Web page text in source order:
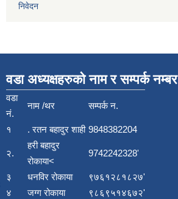
निवेदन
वडा अध्यक्षहरुको नाम र सम्पर्क नम्बर
वडा
नं.
नाम /थर सम्पर्क न.
१ . रतन बहादुर शाही 9848382204
२.
हरी बहादुर
रोकाया<
9742242328'
३ धनविर रोकाया
९७६१२८१८२७'
४
जग्ग रोकाया
९८६९५१४६७२'